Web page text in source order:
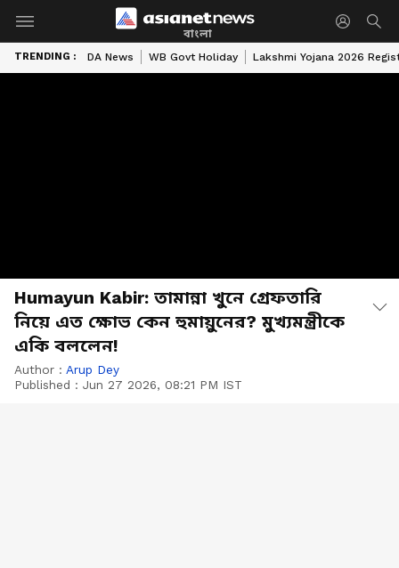
বাংলা
TRENDING : DA News WB Govt Holiday Lakshmi Yojana 2026
Humayun Kabir: তামান্না খুনে গ্রেফতারি
নিয়ে এত ক্ষোভ কেন হুমায়ুনের? মুখ্যমন্ত্রীকে
একি বললেন!
Author : Arup Dey
Published : Jun 27 2026, 08:21 PM IST